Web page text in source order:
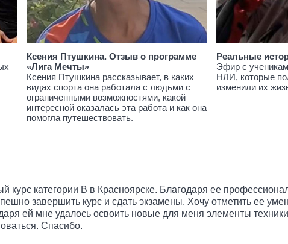
Ксения Птушкина. Отзыв о программе
«Лига Мечты»
Ксения Птушкина рассказывает, в каких
видах спорта она работала с людьми с
ограниченными возможностями, какой
интересной оказалась эта работа и как она
помогла путешествовать.
Реальные
Эфир с
НЛИ, которые
изменили их
категории В в Красноярске. Благодаря ее
завершить курс и сдать экзамены. Хочу отметить ее
ей мне удалось освоить новые для меня элементы
Спасибо.